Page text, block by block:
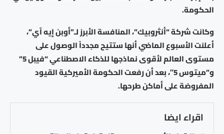
الحكومة.
وكانت شركة “أنثروبيك”، المنافسة الأبرز لـ”أوبن إيه آي”،
أعلنت الأسبوع الماضي أنها ستتيح مجدداً الوصول على
مستوى العالم لأقوى نماذجها للذكاء الاصطناعي “فيبل 5”
و”ميتوس 5″، بعد أن رفعت الحكومة الأميركية القيود
المفروضة على أماكن طرحها.
اقراء ايضا